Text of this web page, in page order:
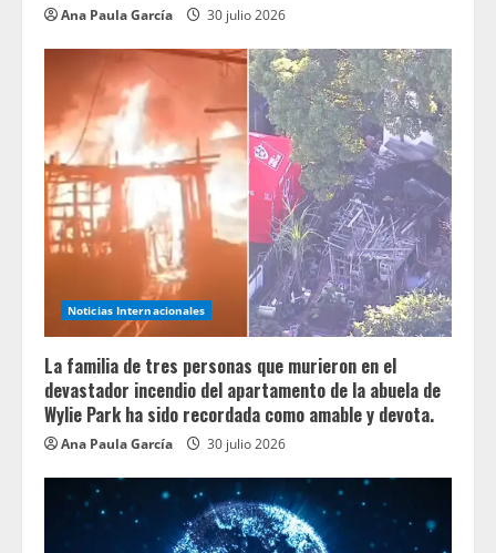
Ana Paula García 30 julio 2026
Noticias Internacionales
La familia de tres personas que murieron en el
devastador incendio del apartamento de la abuela de
Wylie Park ha sido recordada como amable y devota.
Ana Paula García 30 julio 2026